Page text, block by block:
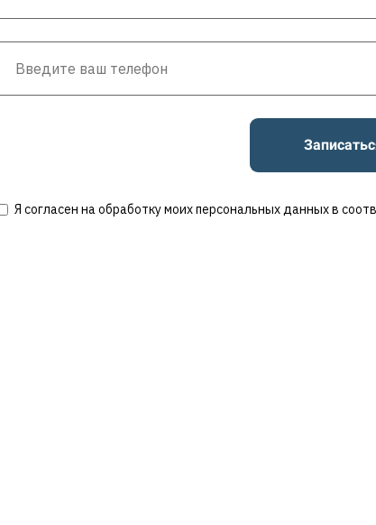
Я согласен на обработку моих персональных данных в